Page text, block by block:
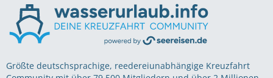
Größte deutschsprachige, reedereiunabhängige Kreuzfahrt